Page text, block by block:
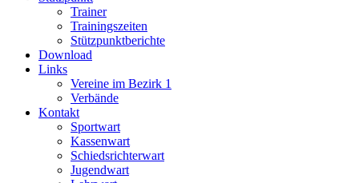
Trainer
Trainingszeiten
Stützpunktberichte
Download
Links
Vereine im Bezirk 1
Verbände
Kontakt
Sportwart
Kassenwart
Schiedsrichterwart
Jugendwart